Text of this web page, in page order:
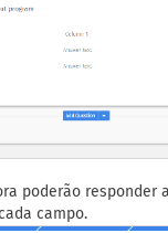
poderão responder
campo.